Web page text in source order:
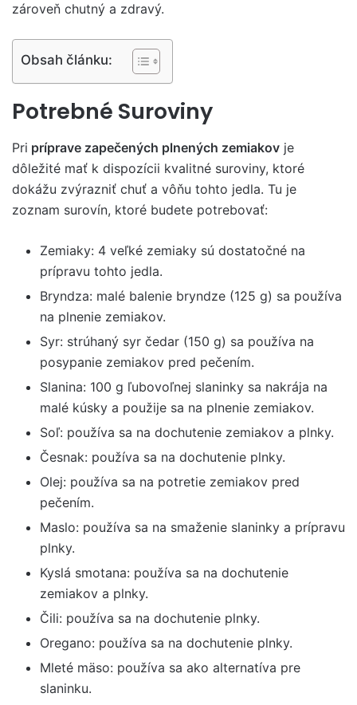
zároveň chutný a zdravý.
Obsah článku:
Potrebné Suroviny
Pri príprave zapečených plnených zemiakov je
dôležité mať k dispozícii kvalitné suroviny, ktoré
dokážu zvýrazniť chuť a vôňu tohto jedla. Tu je
zoznam surovín, ktoré budete potrebovať:
Zemiaky: 4 veľké zemiaky sú dostatočné na
prípravu tohto jedla.
Bryndza: malé balenie bryndze (125 g) sa používa
na plnenie zemiakov.
Syr: strúhaný syr čedar (150 g) sa používa na
posypanie zemiakov pred pečením.
Slanina: 100 g ľubovoľnej slaninky sa nakrája na
malé kúsky a použije sa na plnenie zemiakov.
Soľ: používa sa na dochutenie zemiakov a plnky.
Česnak: používa sa na dochutenie plnky.
Olej: používa sa na potretie zemiakov pred
pečením.
Maslo: používa sa na smaženie slaninky a prípravu
plnky.
Kyslá smotana: používa sa na dochutenie
zemiakov a plnky.
Čili: používa sa na dochutenie plnky.
Oregano: používa sa na dochutenie plnky.
Mleté mäso: používa sa ako alternatíva pre
slaninku.